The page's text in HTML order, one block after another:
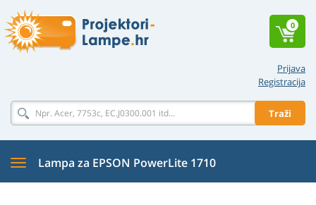
Prijava
Registracija
Traži
0
Lampa za EPSON PowerLite 1710